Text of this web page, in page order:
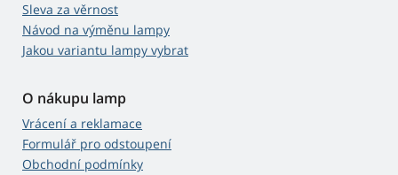
Sleva za věrnost
Návod na výměnu lampy
Jakou variantu lampy vybrat
O nákupu lamp
Vrácení a reklamace
Formulář pro odstoupení
Obchodní podmínky